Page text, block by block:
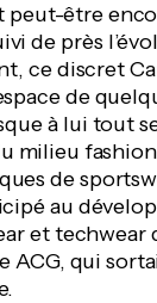
peut-être
de près
ce discret
de
à lui tout
milieu
de
au
et techwear
ACG, qui